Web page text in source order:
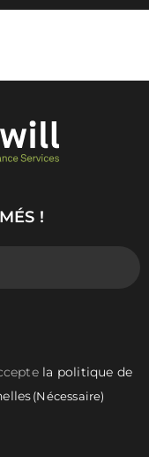
!
la politique de
(Nécessaire)